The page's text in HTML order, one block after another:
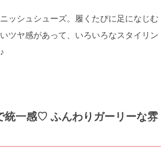
ッシュシューズ。履くたびに足になじむ
ツヤ感があって、いろいろなスタイリン
統一感♡ ふんわりガーリーな雰